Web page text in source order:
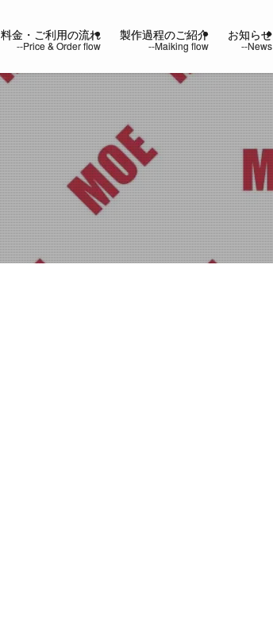
料金・ご利用の流れ 製作過程のご紹介 お知らせ